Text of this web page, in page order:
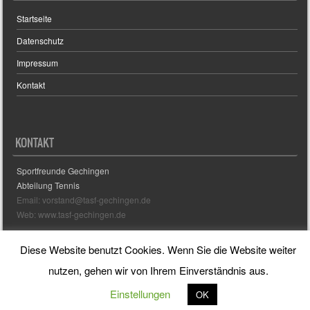
Startseite
Datenschutz
Impressum
Kontakt
KONTAKT
Sportfreunde Gechingen
Abteilung Tennis
Email: vorstand@tasf-gechingen.de
Web: www.tasf-gechingen.de
Sporty free WordPress Sports ThemePowered By WordPress
Diese Website benutzt Cookies. Wenn Sie die Website weiter
nutzen, gehen wir von Ihrem Einverständnis aus.
Einstellungen
OK